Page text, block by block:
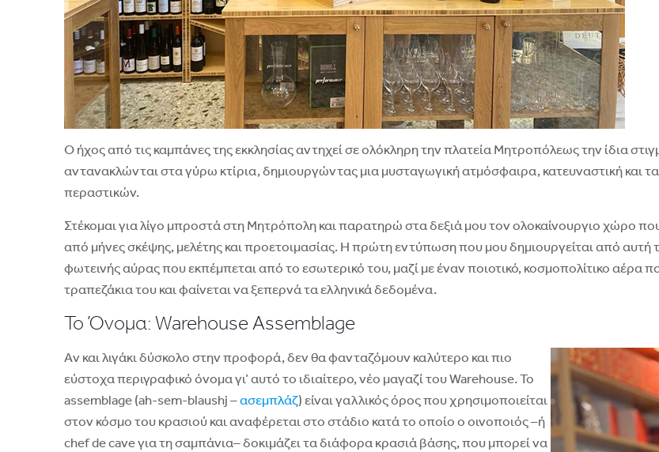
Ο ήχος από τις καμπάνες της εκκλησίας αντηχεί σε ολόκληρη την πλατεία Μητροπόλεως την ίδια
αντανακλώνται στα γύρω κτίρια, δημιουργώντας μια μυσταγωγική ατμόσφαιρα, κατευναστική και
περαστικών.
Στέκομαι για λίγο μπροστά στη Μητρόπολη και παρατηρώ στα δεξιά μου τον ολοκαίνουργιο χώρο
από μήνες σκέψης, μελέτης και προετοιμασίας. Η πρώτη εντύπωση που μου δημιουργείται από αυτή
φωτεινής αύρας που εκπέμπεται από το εσωτερικό του, μαζί με έναν ποιοτικό, κοσμοπολίτικο αέρα
τραπεζάκια του και φαίνεται να ξεπερνά τα ελληνικά δεδομένα.
Το Όνομα: Warehouse Assemblage
Aν και λιγάκι δύσκολο στην προφορά, δεν θα φανταζόμουν καλύτερο και πιο
εύστοχα περιγραφικό όνομα γι’ αυτό το ιδιαίτερο, νέο μαγαζί του Warehouse. Το
assemblage (ah-sem-blaushj –ασεμπλάζ) είναι γαλλικός όρος που χρησιμοποιείται
στον κόσμο του κρασιού και αναφέρεται στο στάδιο κατά το οποίο ο οινοποιός –ή
chef de cave για τη σαμπάνια– δοκιμάζει τα διάφορα κρασιά βάσης, που μπορεί να